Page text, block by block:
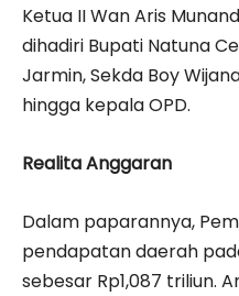
Ketua II Wan Aris
dihadiri Bupati Natuna
Jarmin, Sekda Boy
hingga kepala OPD.
Realita Anggaran
Dalam paparannya,
pendapatan daerah
sebesar Rp1,087 triliun.